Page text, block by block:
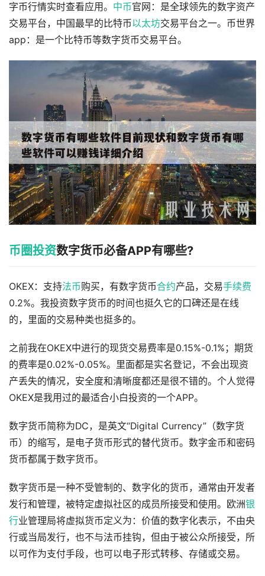
字币行情实时查看应用。 中币官网：是全球领先的数字资产
交易平台，中国最早的比特币以太坊交易平台之一。币世界
app：是一个比特币等数字货币交易平台。
币圈投资数字货币必备APP有哪些?
OKEX：支持法币购买，有数字货币合约产品，交易手续费
0.2%。我投资数字货币的时间也挺久它的口碑还是在线
的，里面的交易种类也挺多的。
之前我在OKEX中进行的现货交易费率是0.15%-0.1%；期货
的费率是0.02%-0.05%。里面都是实名登记，不会出现资
产丢失的情况，安全度和清晰度都还是很不错的。个人觉得
OKEX是我用过的最适合小白投资的一个APP。
数字货币简称为DC，是英文“Digital Currency”（数字货
币）的缩写，是电子货币形式的替代货币。数字金币和密码
货币都属于数字货币。
数字货币是一种不受管制的、数字化的货币，通常由开发者
发行和管理，被特定虚拟社区的成员所接受和使用。欧洲银
行业管理局将虚拟货币定义为：价值的数字化表示，不由央
行或当局发行，也不与法币挂钩，但由于被公众所接受，所
以可作为支付手段，也可以电子形式转移、存储或交易。